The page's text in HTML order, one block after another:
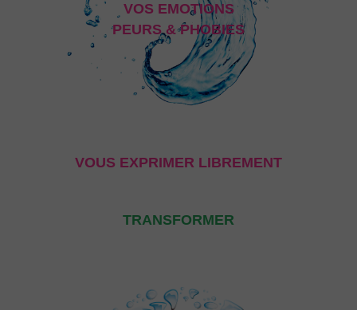
VOS EMOTIONS
PEURS & PHOBIES
VOUS EXPRIMER LIBREMENT
TRANSFORMER